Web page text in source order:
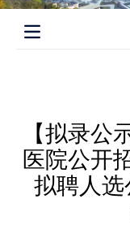
Open main menu
【拟录公
医院公开
拟聘人选